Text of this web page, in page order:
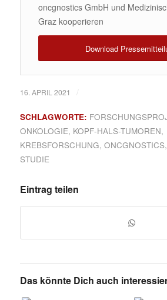
oncgnostics GmbH und
Graz kooperieren
Download
16. APRIL 2021 /
SCHLAGWORTE:
ONKOLOGIE, KOPF-HALS-TUMOREN,
KREBSFORSCHUNG, ONCGNOSTICS,
STUDIE
Eintrag teilen
Das könnte Dich auch